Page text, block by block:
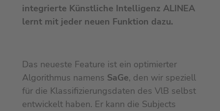
integrierte Künstliche Intelligenz ALINEA
lernt mit jeder neuen Funktion dazu.
Das neueste Feature ist ein optimierter
Algorithmus namens SaGe, den wir speziell
für die Klassifizierungsdaten des VlB selbst
entwickelt haben. Er kann die Subjects